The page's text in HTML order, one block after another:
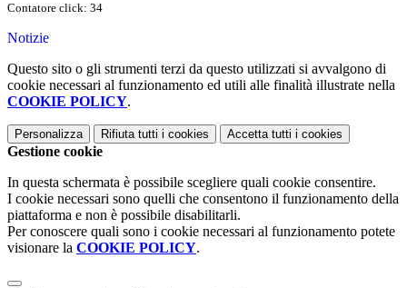
Contatore click: 34
Notizie
Questo sito o gli strumenti terzi da questo utilizzati si avvalgono di
cookie necessari al funzionamento ed utili alle finalità illustrate nella
COOKIE POLICY.
Personalizza Rifiuta tutti i cookies Accetta tutti i cookies
Gestione cookie
In questa schermata è possibile scegliere quali cookie consentire.
I cookie necessari sono quelli che consentono il funzionamento della
piattaforma e non è possibile disabilitarli.
Per conoscere quali sono i cookie necessari al funzionamento potete
visionare la COOKIE POLICY.